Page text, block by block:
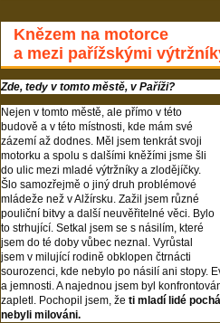
Knězem na motorce
a mezi pařížskými
Zde, tedy v tomto městě, v Paříži?
Nejen v tomto městě, ale přímo v této
budově a v této místnosti, kde mám své
zázemí až dodnes. Měl jsem tenkrát svoji
motorku a spolu s dalšími kněžími jsme šli
do ulic mezi mladé výtržníky a zlodějíčky.
Šlo samozřejmě o jiný druh problémové
mládeže než v Alžírsku. Zažil jsem různé
pouliční bitvy a další neuvěřitelné věci. Bylo
to strhující. Setkal jsem se s násilím, které
jsem do té doby vůbec neznal. Vyrůstal
jsem v milující rodině obklopen čtrnácti
sourozenci, kde nebylo po násilí ani stopy.
a jemnosti. A najednou jsem byl
zapletl. Pochopil jsem, že ti mladí lidé
nebyli milováni.